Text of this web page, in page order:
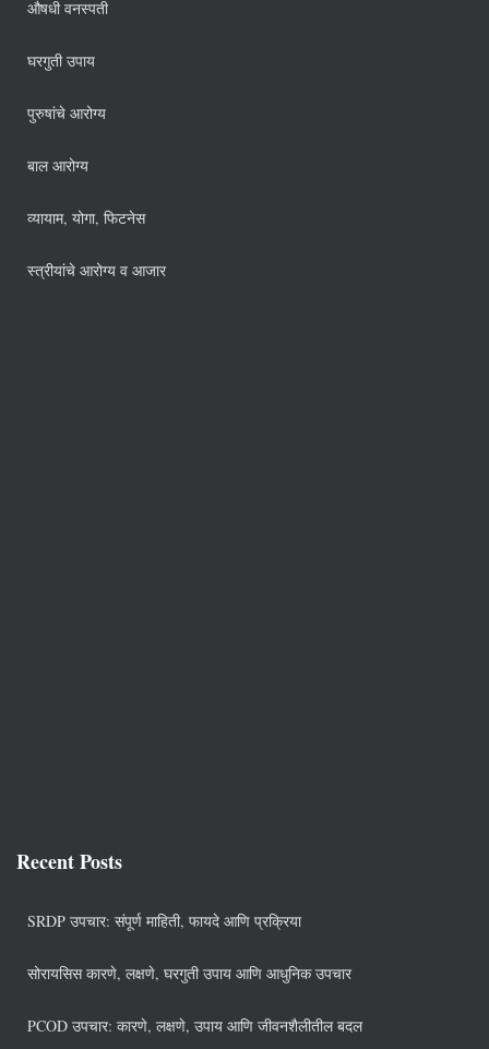
औषधी वनस्पती
घरगुती उपाय
पुरुषांचे आरोग्य
बाल आरोग्य
व्यायाम, योगा, फिटनेस
स्त्रीयांचे आरोग्य व आजार
Recent Posts
SRDP उपचार: संपूर्ण माहिती, फायदे आणि प्रक्रिया
सोरायसिस कारणे, लक्षणे, घरगुती उपाय आणि आधुनिक उपचार
PCOD उपचार: कारणे, लक्षणे, उपाय आणि जीवनशैलीतील बदल